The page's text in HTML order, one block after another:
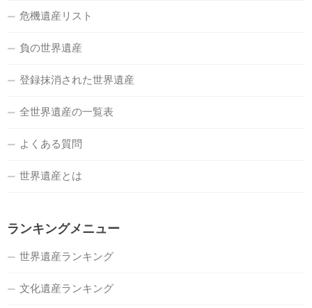
危機遺産リスト
負の世界遺産
登録抹消された世界遺産
全世界遺産の一覧表
よくある質問
世界遺産とは
ランキングメニュー
世界遺産ランキング
文化遺産ランキング